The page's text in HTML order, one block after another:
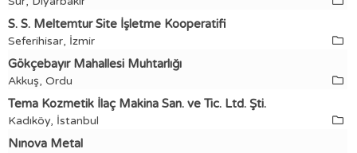
S. S. Meltemtur Site İşletme Kooperatifi
Seferihisar, İzmir
Gökçebayır Mahallesi Muhtarlığı
Akkuş, Ordu
Tema Kozmetik İlaç Makina San. ve Tic. Ltd. Şti.
Kadıköy, İstanbul
Nınova Metal